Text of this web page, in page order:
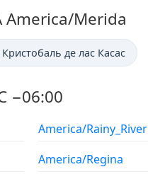
America/Merida
де лас Касас
−06:00
America/Rainy_River
America/Regina